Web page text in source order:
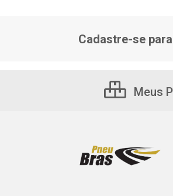
Cadastre-se
Meus